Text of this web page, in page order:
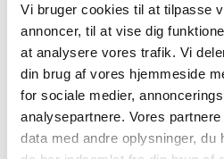
Vi bruger cookies til at tilpasse
annoncer, til at vise dig
at analysere vores trafik. Vi
din brug af vores hjemmeside
for sociale medier,
analysepartnere. Vores
data med andre oplysninger, du
VælgForlad teami
Så enkelt er det!
Nu ved du, hvordan du tilmelder
Teams ved hjælp af tre forskellige